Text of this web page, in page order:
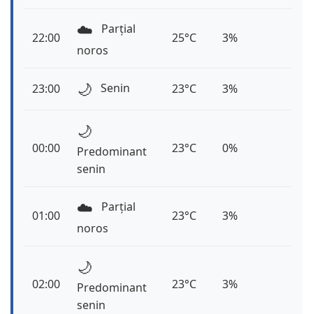
22:00 ☁️
Parțial
noros
25°C 3%
23:00 🌙 Senin 23°C 3%
00:00
🌙
Predominant
senin
23°C 0%
01:00 ☁️
Parțial
noros
23°C 3%
02:00
🌙
Predominant
senin
23°C 3%